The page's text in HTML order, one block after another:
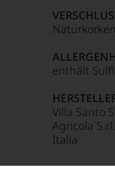
Naturkorken
enthält
Villa Santo
Agricola
Italia